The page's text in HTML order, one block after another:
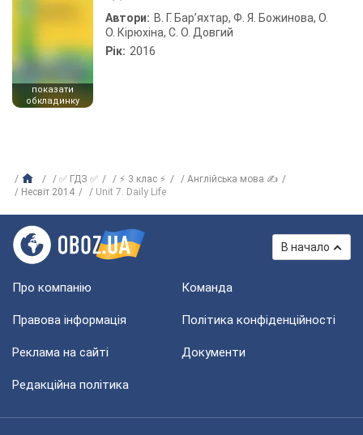
показати
обкладинку
Автори: В. Г. Бар’яхтар, Ф. Я. Божинова, О.
О. Кірюхіна, С. О. Довгий
Рік: 2016
✅ ГДЗ ✅ ⚡ 3 клас ⚡
Англійська мова ✍
Несвіт 2014
Unit 7. Daily Life
В начало
Про компанію Команда
Правова інформація Політика конфіденційності
Реклама на сайті Документи
Редакційна політика